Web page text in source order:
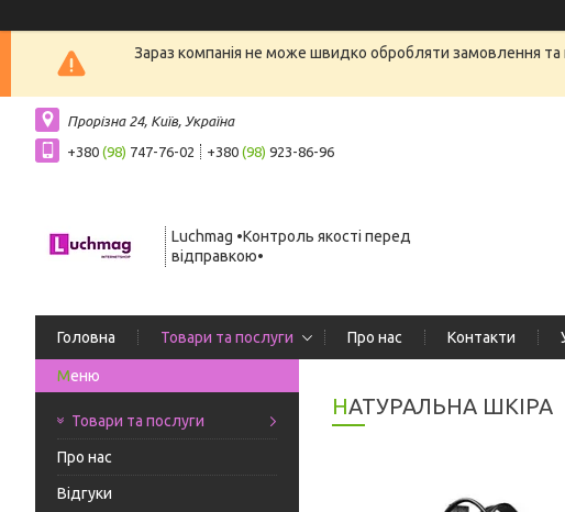
Зараз компанія не може швидко обробляти замовлення та
Прорізна 24, Київ, Україна
+380 (98) 747-76-02 +380 (98) 923-86-96
Luchmag •Контроль якості перед
відправкою•
Головна Товари та послуги Про нас Контакти
Товари та послуги
Про нас
Відгуки
НАТУРАЛЬНА ШКІРА